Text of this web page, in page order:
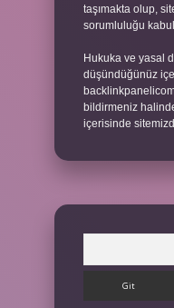
taşımakta olup,
sorumluluğu kabul
Hukuka ve yasal
düşündüğünüz
bildirmeniz
içerisinde